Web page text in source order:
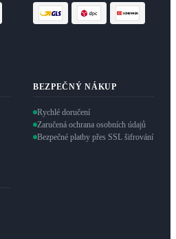
BEZPEČNÝ NÁKUP
Rychlé doručení
Zaručená ochrana osobních údajů
Bezpečné platby přes SSL šifrování